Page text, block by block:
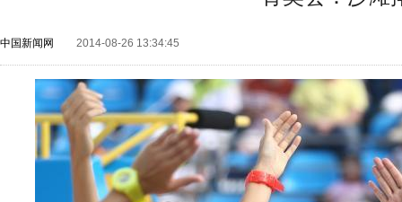
中国新闻网 2014-08-26 13:34:45